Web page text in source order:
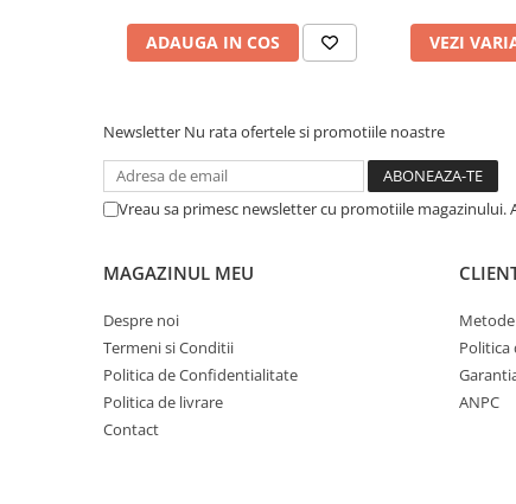
ADAUGA IN COS VEZI
Newsletter Nu rata ofertele si promotiile noastre
Vreau sa primesc newsletter cu promotiile magazinului.
MAGAZINUL MEU
Despre noi
Termeni si Conditii
Politica de Confidentialitate
Politica de livrare
Contact
Politica
ANPC